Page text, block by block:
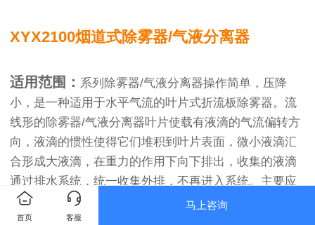
XYX2100烟道式除雾器/气液分离器
适用范围： 系列除雾器/气液分离器操作简单，压降
小，是一种适用于水平气流的叶片式折流板除雾器。流
线形的除雾器/气液分离器叶片使载有液滴的气流偏转方
向，液滴的惯性使得它们堆积到叶片表面，微小液滴汇
合形成大液滴，在重力的作用下向下排出，收集的液滴
通过排水系统，统一收集外排，不再进入系统。主要应
用于水平烟道或水平气流等。
产品说明：XYX2100安装在水平烟道内部，适用于水平
首页 客服
马上咨询